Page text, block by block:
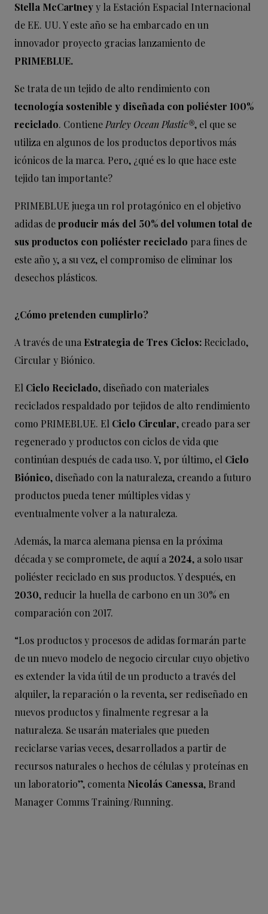
Stella McCartneyy la Estación Espacial Internacional
de EE. UU. Y este año se ha embarcado en un
innovador proyecto gracias lanzamiento de
PRIMEBLUE.
Se trata de un tejido de alto rendimiento con
tecnología sostenible y diseñada con poliéster 100%
reciclado. Contiene Parley Ocean Plastic®, el que se
utiliza en algunos de los productos deportivos más
icónicos de la marca. Pero, ¿qué es lo que hace este
tejido tan importante?
PRIMEBLUE juega un rol protagónico en el objetivo
adidas deproducir más del 50% del volumen total de
sus productos con poliéster reciclado para fines de
este año y, a su vez, el compromiso de eliminar los
desechos plásticos.
¿Cómo pretenden cumplirlo?
A través de una Estrategia de Tres Ciclos: Reciclado,
Circular y Biónico.
El Ciclo Reciclado, diseñado con materiales
reciclados respaldado por tejidos de alto rendimiento
como PRIMEBLUE. El Ciclo Circular, creado para ser
regenerado y productos con ciclos de vida que
continúan después de cada uso. Y, por último, el Ciclo
Biónico, diseñado con la naturaleza, creando a futuro
productos pueda tener múltiples vidas y
eventualmente volver a la naturaleza.
Además, la marca alemana piensa en la próxima
década y se compromete, de aquí a 2024, a solo usar
poliéster reciclado en sus productos. Y después, en
2030, reducir la huella de carbono en un 30% en
comparación con 2017.
“Los productos y procesos de adidas formarán parte
de un nuevo modelo de negocio circular cuyo objetivo
es extender la vida útil de un producto a través del
alquiler, la reparación o la reventa, ser rediseñado en
nuevos productos y finalmente regresar a la
naturaleza. Se usarán materiales que pueden
reciclarse varias veces, desarrollados a partir de
recursos naturales o hechos de células y proteínas en
un laboratorio”, comenta Nicolás Canessa, Brand
Manager Comms Training/Running.